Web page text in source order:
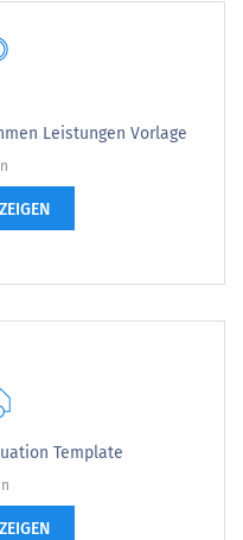
Leistungen Vorlage
Template